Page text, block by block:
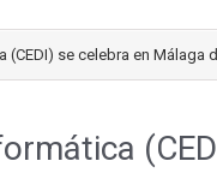
(CEDI) se celebra en Málaga